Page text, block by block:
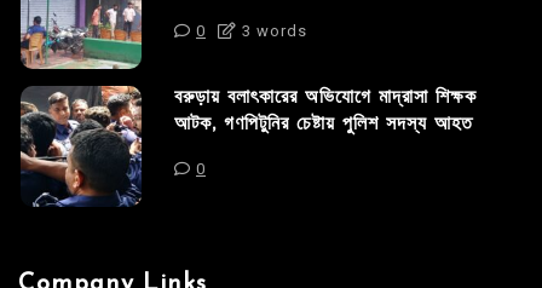
0 3 words
বরুড়ায় বলাৎকারের অভিযোগে মাদ্রাসা শিক্ষক
আটক, গণপিটুনির চেষ্টায় পুলিশ সদস্য আহত
0